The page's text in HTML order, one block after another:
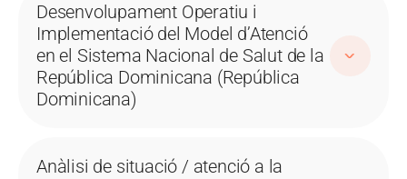
Desenvolupament Operatiu i
Implementació del Model d’Atenció
en el Sistema Nacional de Salut de la
República Dominicana (República
Dominicana)
Anàlisi de situació / atenció a la